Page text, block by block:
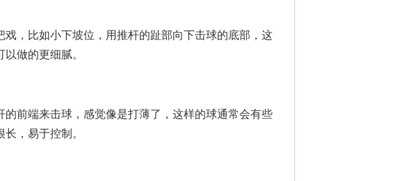
，比如小下坡位，用推杆的趾部向下击球的底部，这
做的更细腻。
前端来击球，感觉像是打薄了，这样的球通常会有些
，易于控制。